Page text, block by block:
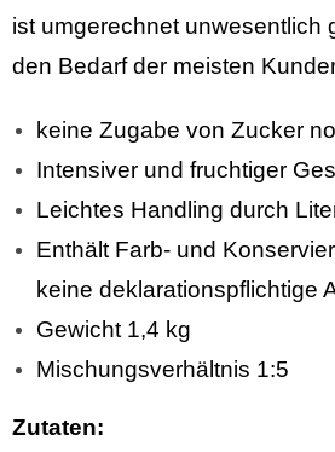
ist umgerechnet unwesentlich
den Bedarf der meisten
keine Zugabe von Zucker
Intensiver und fruchtiger
Leichtes Handling durch
Enthält Farb- und
keine deklarationspflichtige
Gewicht 1,4 kg
Mischungsverhältnis 1:5
Zutaten: